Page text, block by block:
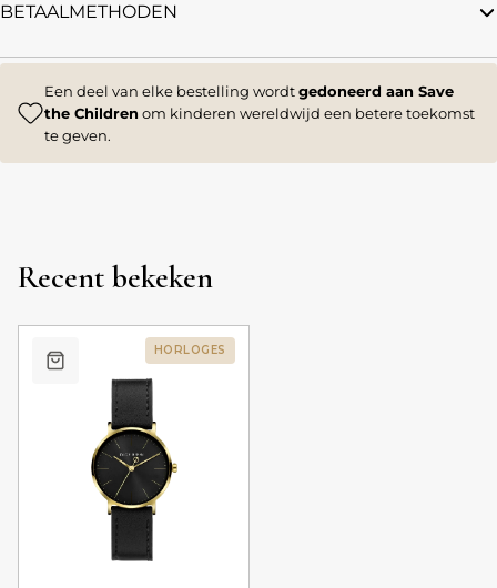
BETAALMETHODEN
Een deel van elke bestelling wordtgedoneerd aan Save
the Children om kinderen wereldwijd een betere toekomst
te geven.
Recent bekeken
HORLOGES